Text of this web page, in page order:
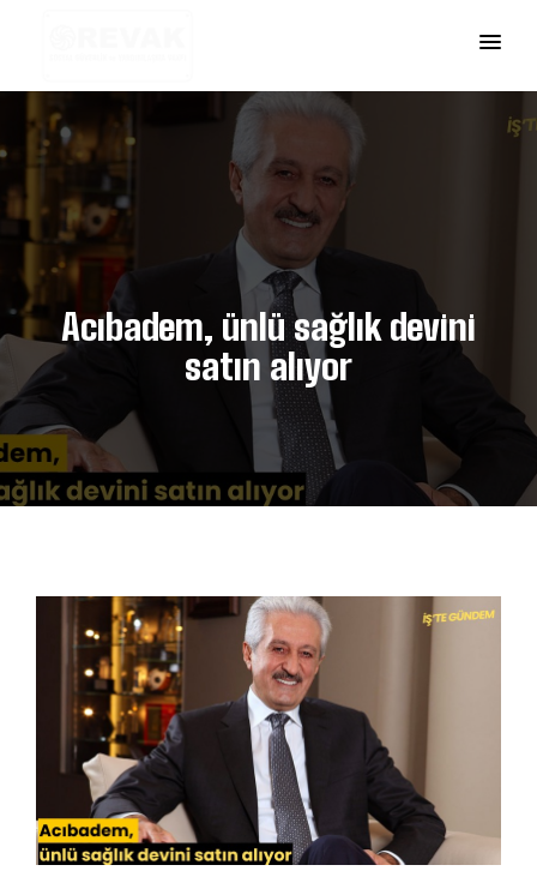
Acıbadem, ünlü sağlık devini
satın alıyor